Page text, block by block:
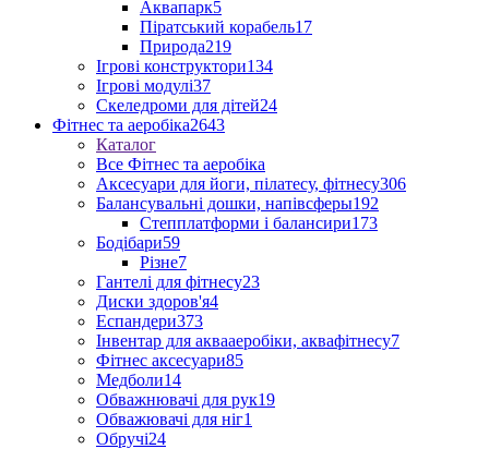
Аквапарк5
Піратський корабель17
Природа219
Ігрові конструктори134
Ігрові модулі37
Скеледроми для дітей24
Фітнес та аеробіка2643
Каталог
Все Фітнес та аеробіка
Аксесуари для йоги, пілатесу, фітнесу306
Балансувальні дошки, напівсферы192
Степплатформи і балансири173
Бодібари59
Різне7
Гантелі для фітнесу23
Диски здоров'я4
Еспандери373
Інвентар для аквааеробіки, аквафітнесу7
Фітнес аксесуари85
Медболи14
Обважнювачі для рук19
Обважювачі для ніг1
Обручі24